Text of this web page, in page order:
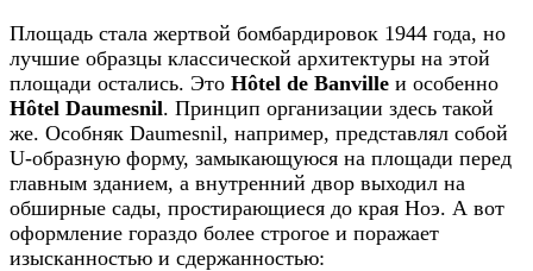
Площадь стала жертвой бомбардировок 1944 года, но
лучшие образцы классической архитектуры на этой
площади остались. Это Hôtel de Banville и особенно
Hôtel Daumesnil. Принцип организации здесь такой
же. Особняк Daumesnil, например, представлял собой
U-образную форму, замыкающуюся на площади перед
главным зданием, а внутренний двор выходил на
обширные сады, простирающиеся до края Ноэ. А вот
оформление гораздо более строгое и поражает
изысканностью и сдержанностью: